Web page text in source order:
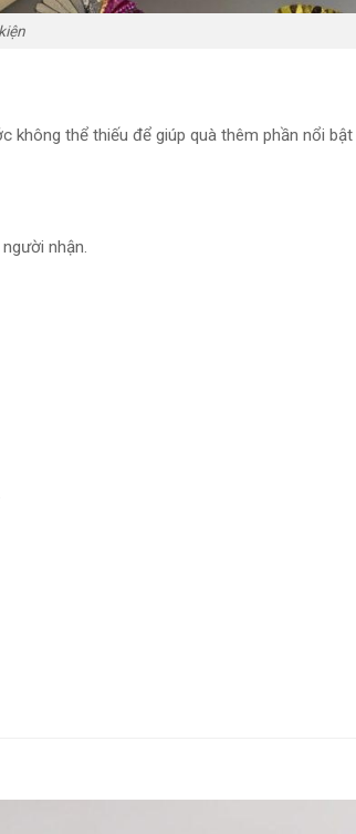
không thể thiếu để giúp quà thêm phần nổi bật
nhận.